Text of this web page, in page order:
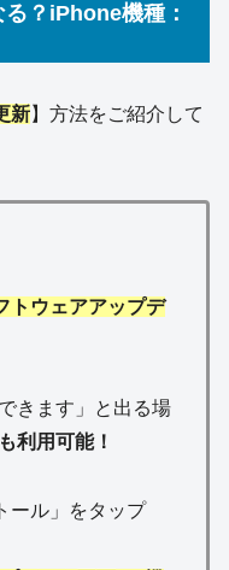
？iPhone機種：
新】方法をご紹介して
トウェアアップデ
きます」と出る場
利用可能！
ール」をタップ